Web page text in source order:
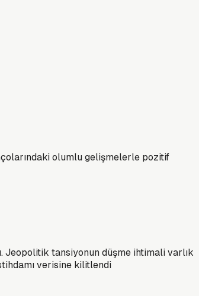
olumlu gelişmelerle pozitif
Jeopolitik tansiyonun düşme ihtimali varlık
verisine kilitlendi